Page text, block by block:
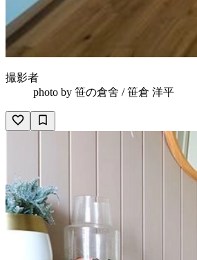
撮影者
photo by 笹の倉舍 / 笹倉 洋平